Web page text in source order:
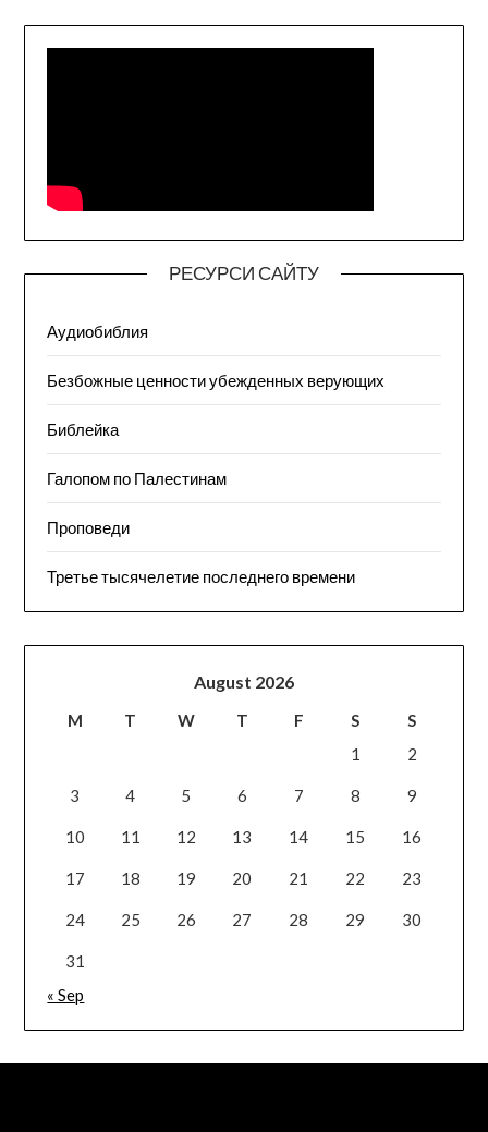
РЕСУРСИ САЙТУ
Аудиобиблия
Безбожные ценности убежденных верующих
Библейка
Галопом по Палестинам
Проповеди
Третье тысячелетие последнего времени
August 2026
M T W T F S
S
1
2
3 4 5 6 7 8 9
10 11 12 13 14 15 16
17 18 19 20 21 22 23
24 25 26 27 28 29 30
31
« Sep